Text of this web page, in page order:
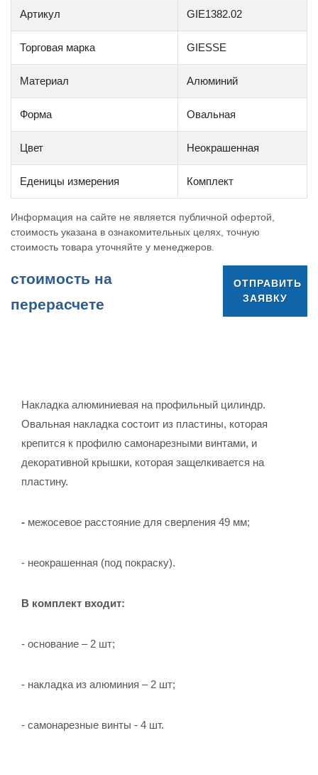
Артикул GIE1382.02
Торговая марка GIESSE
Материал Алюминий
Форма Овальная
Цвет Неокрашенная
Еденицы измерения Комплект
Информация на сайте не является публичной офертой,
стоимость указана в ознакомительных целях, точную
стоимость товара уточняйте у менеджеров.
cтоимость на
перерасчете
ОТПРАВИТЬ
ЗАЯВКУ
Накладка алюминиевая на профильный цилиндр.
Овальная накладка состоит из пластины, которая
крепится к профилю самонарезными винтами, и
декоративной крышки, которая защелкивается на
пластину.
- межосевое расстояние для сверления 49 мм;
- неокрашенная (под покраску).
В комплект входит:
- основание – 2 шт;
- накладка из алюминия – 2 шт;
- самонарезные винты - 4 шт.